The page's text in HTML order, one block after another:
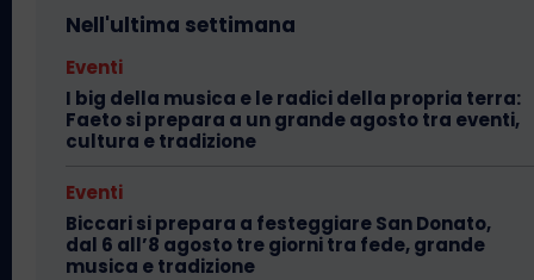
Nell'ultima settimana
Eventi
I big della musica e le radici della propria terra:
Faeto si prepara a un grande agosto tra eventi,
cultura e tradizione
Eventi
Biccari si prepara a festeggiare San Donato,
dal 6 all’8 agosto tre giorni tra fede, grande
musica e tradizione